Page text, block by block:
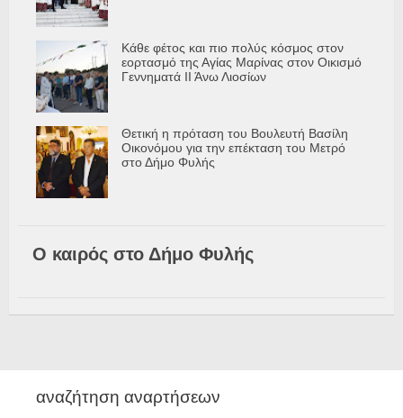
Κάθε φέτος και πιο πολύς κόσμος στον
εορτασμό της Αγίας Μαρίνας στον Οικισμό
Γεννηματά ΙΙ Άνω Λιοσίων
Θετική η πρόταση του Βουλευτή Βασίλη
Οικονόμου για την επέκταση του Μετρό
στο Δήμο Φυλής
Ο καιρός στο Δήμο Φυλής
αναζήτηση αναρτήσεων